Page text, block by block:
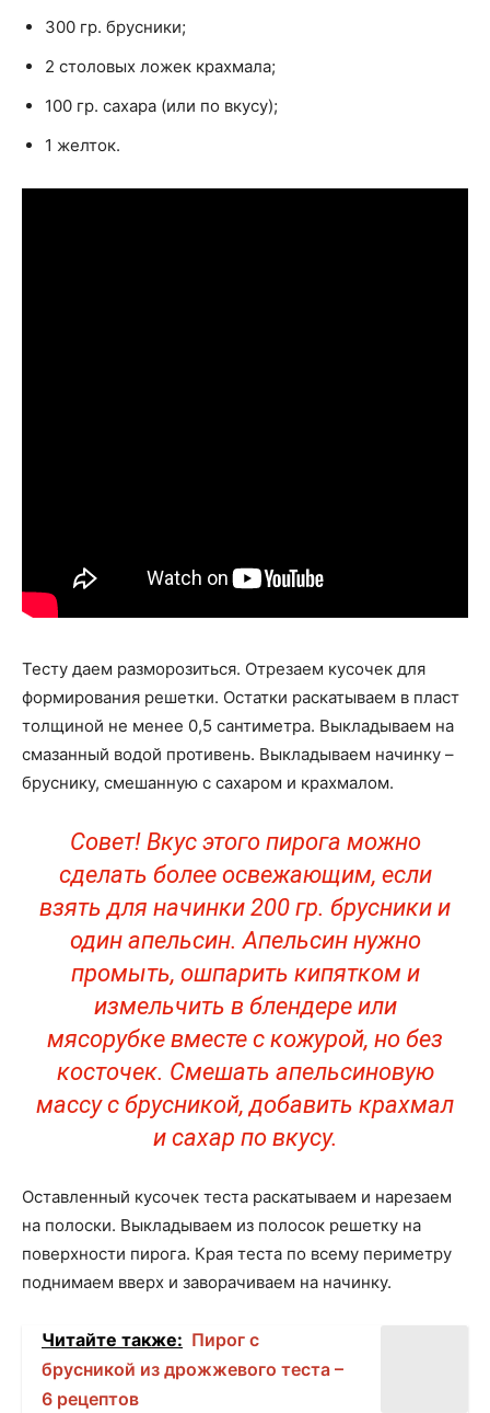
300 гр. брусники;
2 столовых ложек крахмала;
100 гр. сахара (или по вкусу);
1 желток.
Тесту даем разморозиться. Отрезаем кусочек для
формирования решетки. Остатки раскатываем в пласт
толщиной не менее 0,5 сантиметра. Выкладываем на
смазанный водой противень. Выкладываем начинку –
бруснику, смешанную с сахаром и крахмалом.
Совет! Вкус этого пирога можно
сделать более освежающим, если
взять для начинки 200 гр. брусники и
один апельсин. Апельсин нужно
промыть, ошпарить кипятком и
измельчить в блендере или
мясорубке вместе с кожурой, но без
косточек. Смешать апельсиновую
массу с брусникой, добавить крахмал
и сахар по вкусу.
Оставленный кусочек теста раскатываем и нарезаем
на полоски. Выкладываем из полосок решетку на
поверхности пирога. Края теста по всему периметру
поднимаем вверх и заворачиваем на начинку.
Читайте также: Пирог с
брусникой из дрожжевого теста –
6 рецептов